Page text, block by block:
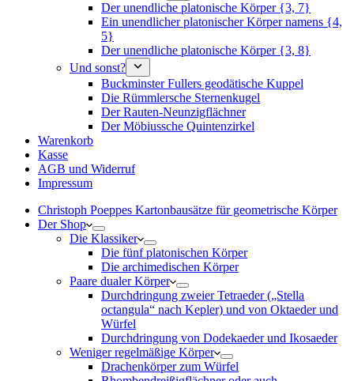
Der unendliche platonische Körper {3, 7}
Ein unendlicher platonischer Körper namens {4,
5}
Der unendliche platonische Körper {3, 8}
Und sonst?
Buckminster Fullers geodätische Kuppel
Die Rümmlersche Sternenkugel
Der Rauten-Neunzigflächner
Der Möbiussche Quintenzirkel
Warenkorb
Kasse
AGB und Widerruf
Impressum
Christoph Poeppes Kartonbausätze für geometrische Körper
Der Shop
Die Klassiker
Die fünf platonischen Körper
Die archimedischen Körper
Paare dualer Körper
Durchdringung zweier Tetraeder („Stella
octangula“ nach Kepler) und von Oktaeder und
Würfel
Durchdringung von Dodekaeder und Ikosaeder
Weniger regelmäßige Körper
Drachenkörper zum Würfel